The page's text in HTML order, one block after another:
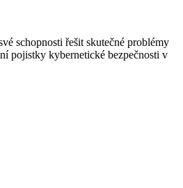
schopnosti řešit skutečné problémy
pojistky kybernetické bezpečnosti v